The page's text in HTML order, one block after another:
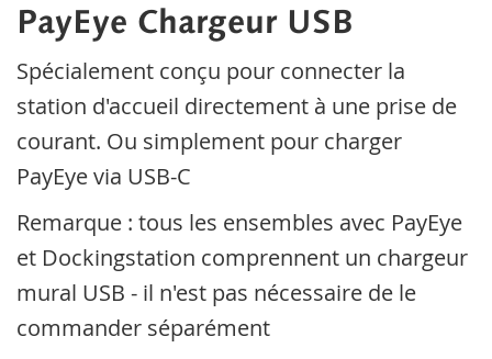
PayEye Chargeur USB
Spécialement conçu pour connecter la
station d'accueil directement à une prise de
courant. Ou simplement pour charger
PayEye via USB-C
Remarque : tous les ensembles avec PayEye
et Dockingstation comprennent un chargeur
mural USB - il n'est pas nécessaire de le
commander séparément